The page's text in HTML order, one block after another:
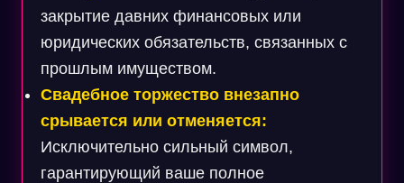
закрытие давних финансовых или
юридических обязательств, связанных с
прошлым имуществом.
Свадебное торжество внезапно
срывается или отменяется:
Исключительно сильный символ,
гарантирующий ваше полное